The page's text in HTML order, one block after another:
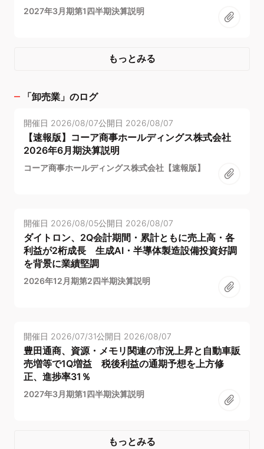
2027年3月期第1四半期決算説明
もっとみる
「卸売業 」のログ
開催日 2026/08/07公開日 2026/08/07
【速報版】コーア商事ホールディングス株式会社
2026年6月期決算説明
コーア商事ホールディングス株式会社【速報版】
開催日 2026/08/05公開日 2026/08/07
ダイトロン、2Q会計期間・累計ともに売上高・各
利益が2桁成長 生成AI・半導体製造設備投資好調
を背景に業績堅調
2026年12月期第2四半期決算説明
開催日 2026/07/31公開日 2026/08/07
豊田通商、資源・メモリ関連の市況上昇と自動車販
売増等で1Q増益 税後利益の通期予想を上方修
正、進捗率31％
2027年3月期第1四半期決算説明
もっとみる